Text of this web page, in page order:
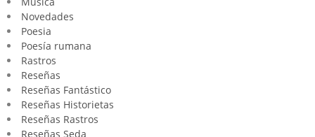
Novedades
Poesia
Poesía rumana
Rastros
Reseñas
Reseñas Fantástico
Reseñas Historietas
Reseñas Rastros
Reseñas Seda